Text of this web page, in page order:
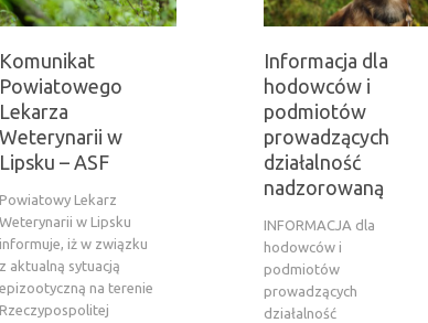
Komunikat
Powiatowego
Lekarza
Weterynarii w
Lipsku – ASF
Powiatowy Lekarz
Weterynarii w Lipsku
informuje, iż w związku
z aktualną sytuacją
epizootyczną na terenie
Rzeczypospolitej
Informacja dla
hodowców i
podmiotów
prowadzących
działalność
nadzorowaną
INFORMACJA dla
hodowców i
podmiotów
prowadzących
działalność